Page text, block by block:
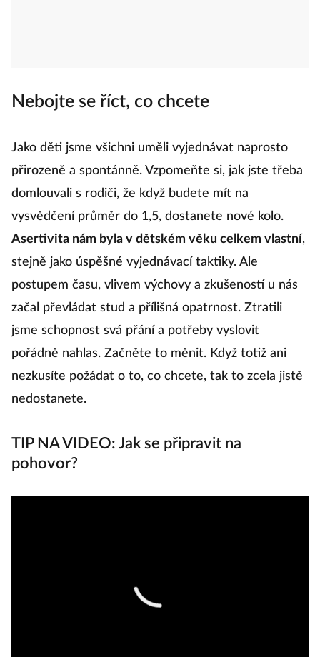
Nebojte se říct, co chcete
Jako děti jsme všichni uměli vyjednávat naprosto
přirozeně a spontánně. Vzpomeňte si, jak jste třeba
domlouvali s rodiči, že když budete mít na
vysvědčení průměr do 1,5, dostanete nové kolo.
Asertivita nám byla v dětském věku celkem vlastní,
stejně jako úspěšné vyjednávací taktiky. Ale
postupem času, vlivem výchovy a zkušeností u nás
začal převládat stud a přílišná opatrnost. Ztratili
jsme schopnost svá přání a potřeby vyslovit
pořádně nahlas. Začněte to měnit. Když totiž ani
nezkusíte požádat o to, co chcete, tak to zcela jistě
nedostanete.
TIP NA VIDEO: Jak se připravit na
pohovor?